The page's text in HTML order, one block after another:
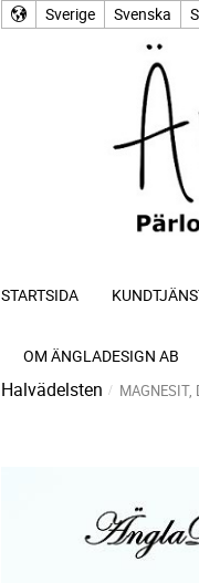
Sverige Svenska
STARTSIDA
OM ÄNGLADESIGN AB
Halvädelsten MAGNESIT,